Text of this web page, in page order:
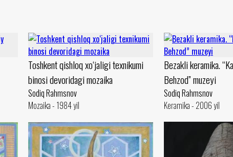
Toshkent qishloq xo‘jaligi texnikumi
binosi devoridagi mozaika
Sodiq Rahmsnov
Mozaika - 1984 yil
Bezakli keramika.
Behzod” muzeyi
Sodiq Rahmsnov
Keramika - 2006 yil